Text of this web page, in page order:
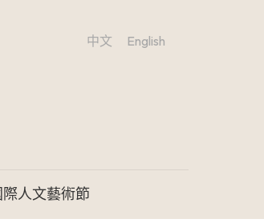
際人文藝術節
中文 English